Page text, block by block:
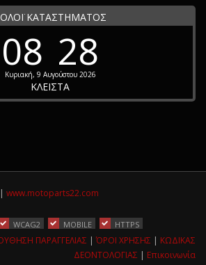
ΚΑΤΑΣΤΗΜΑΤΟΣ
08 28
Κυριακή, 9 Αυγούστου 2026
ΚΛΕΙΣΤΑ
www.motoparts22.com
WCAG2 MOBILE HTTPS
ΠΑΡΑΓΓΕΛΙΑΣ |ΌΡΟΙ ΧΡΗΣΗΣ | ΚΩΔΙΚΑΣ
ΔΕΟΝΤΟΛΟΓΙΑΣ | Επικοινωνία